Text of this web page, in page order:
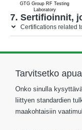
GTG Group RF Testing
Laboratory
7. Sertifioinnit,
Certifications related
Tarvitsetko
Onko sinulla
liittyen standardien
maakohtaisiin